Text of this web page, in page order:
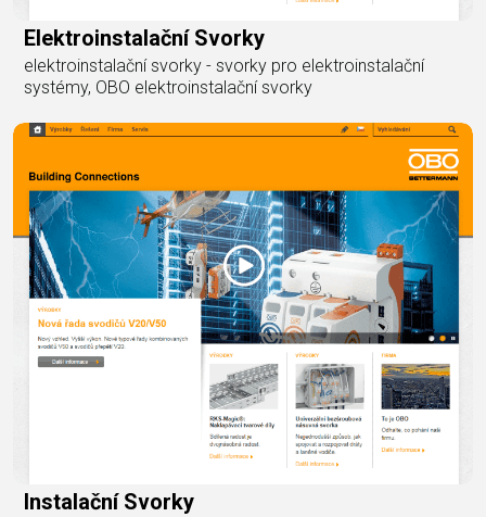
Elektroinstalační Svorky
elektroinstalační svorky - svorky pro elektroinstalační
systémy, OBO elektroinstalační svorky
Instalační Svorky